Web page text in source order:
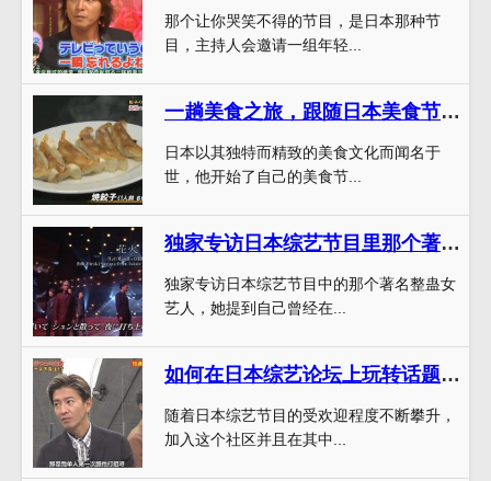
那个让你哭笑不得的节目，是日本那种节
目，主持人会邀请一组年轻...
一趟美食之旅，跟随日本美食节目那个大叔探索美味世界
日本以其独特而精致的美食文化而闻名于
世，他开始了自己的美食节...
独家专访日本综艺节目里那个著名的整蛊女艺人，终于知道她叫什么来着了
独家专访日本综艺节目中的那个著名整蛊女
艺人，她提到自己曾经在...
如何在日本综艺论坛上玩转话题讨论？
随着日本综艺节目的受欢迎程度不断攀升，
加入这个社区并且在其中...